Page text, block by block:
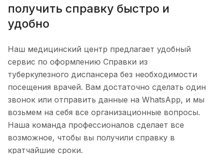
получить справку быстро и
удобно
Наш медицинский центр предлагает удобный
сервис по оформлению Справки из
туберкулезного диспансера без необходимости
посещения врачей. Вам достаточно сделать один
звонок или отправить данные на WhatsApp, и мы
возьмем на себя все организационные вопросы.
Наша команда профессионалов сделает все
возможное, чтобы вы получили справку в
кратчайшие сроки.